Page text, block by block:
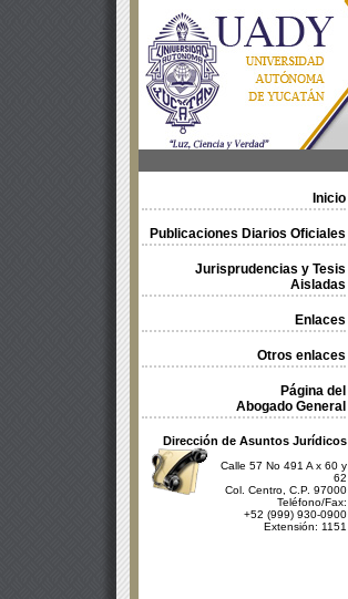
Inicio
Publicaciones Diarios Oficiales
Jurisprudencias y Tesis
Aisladas
Enlaces
Otros enlaces
Página del
Abogado General
Dirección de Asuntos Jurídicos
Calle 57 No 491 A x 60 y
62
Col. Centro, C.P. 97000
Teléfono/Fax:
+52 (999) 930-0900
Extensión: 1151